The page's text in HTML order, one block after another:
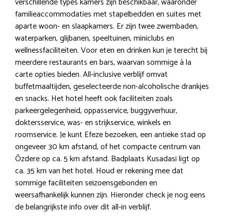
familieaccommodaties met stapelbedden en suites met
aparte woon- en slaapkamers. Er zijn twee zwembaden,
waterparken, glijbanen, speeltuinen, miniclubs en
wellnessfaciliteiten. Voor eten en drinken kun je terecht bij
meerdere restaurants en bars, waarvan sommige à la
carte opties bieden. All-inclusive verblijf omvat
buffetmaaltijden, geselecteerde non-alcoholische drankjes
en snacks. Het hotel heeft ook faciliteiten zoals
parkeergelegenheid, oppasservice, buggyverhuur,
doktersservice, was- en strijkservice, winkels en
roomservice. Je kunt Efeze bezoeken, een antieke stad op
ongeveer 30 km afstand, of het compacte centrum van
Özdere op ca. 5 km afstand. Badplaats Kusadasi ligt op
ca. 35 km van het hotel. Houd er rekening mee dat
sommige faciliteiten seizoensgebonden en
weersafhankelijk kunnen zijn. Hieronder check je nog eens
de belangrijkste info over dit all-in verblijf.